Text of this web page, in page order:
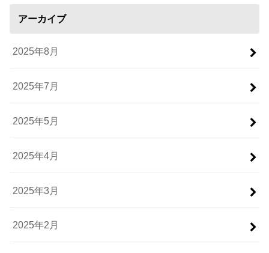
アーカイブ
2025年8月
2025年7月
2025年5月
2025年4月
2025年3月
2025年2月